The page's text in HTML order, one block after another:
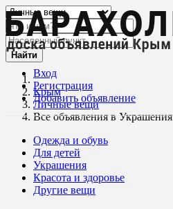
Вход
Регистрация
Добавить объявление
Найти
Крым
Личные вещи
Все объявления в Украшения
Одежда и обувь
Для детей
Украшения
Красота и здоровье
Другие вещи